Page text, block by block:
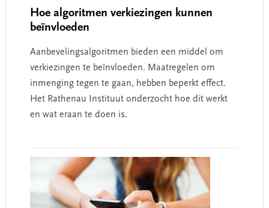
Hoe algoritmen verkiezingen kunnen
beïnvloeden
Aanbevelingsalgoritmen bieden een middel om
verkiezingen te beïnvloeden. Maatregelen om
inmenging tegen te gaan, hebben beperkt effect.
Het Rathenau Instituut onderzocht hoe dit werkt
en wat eraan te doen is.